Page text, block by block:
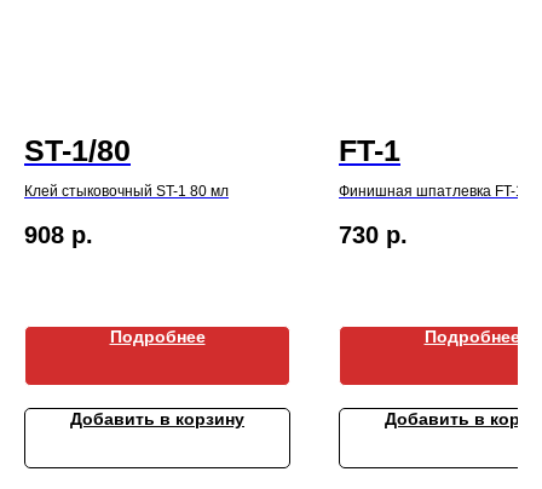
ST-1/80
Клей стыковочный ST-1 80 мл
908 р.
Подробнее
Добавить в корзину
FT-1
Финишная шпатлевка FT-1
730 р.
Подробнее
Добавить в